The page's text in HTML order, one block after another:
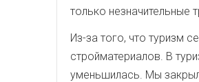
только незначительные
Из-за того, что туризм
стройматериалов. В
уменьшилась. Мы